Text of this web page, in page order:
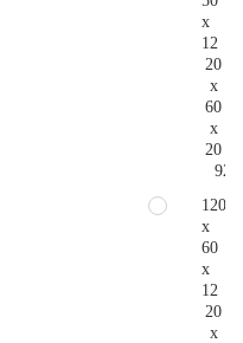
x
12
20
x
60
x
20
120
x
60
x
12
20
x